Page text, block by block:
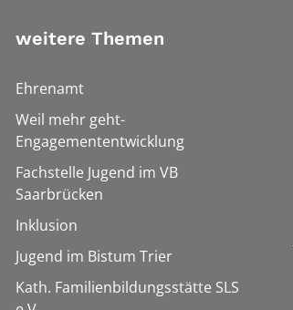
weitere Themen
Ehrenamt
Weil mehr geht-
Engagemententwicklung
Fachstelle Jugend im VB
Saarbrücken
Inklusion
Jugend im Bistum Trier
Kath. Familienbildungsstätte SLS